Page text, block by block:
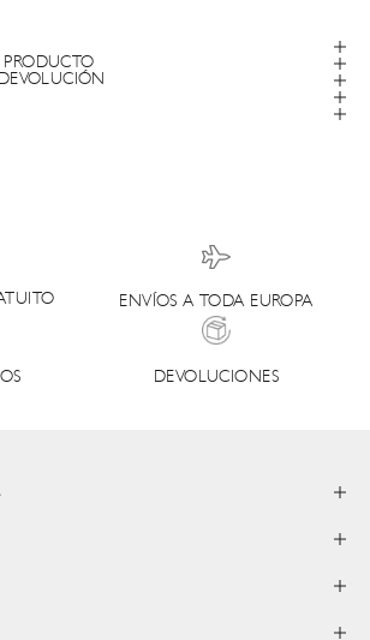
ENVÍOS A TODA EUROPA
DEVOLUCIONES